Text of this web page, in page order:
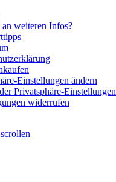
an weiteren Infos?
Einstellungen ändern
Privatsphäre-Einstellungen
widerrufen